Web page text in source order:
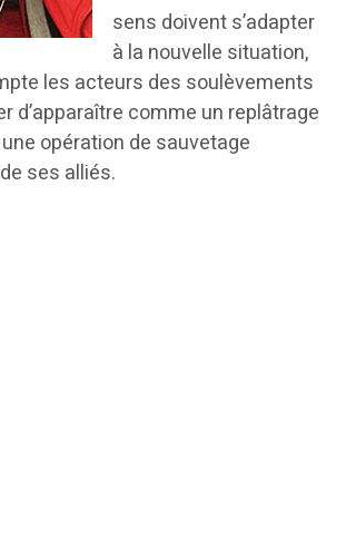
sens doivent s’adapter
à la nouvelle situation,
les acteurs des soulèvements
d’apparaître comme un replâtrage
opération de sauvetage
ses alliés.